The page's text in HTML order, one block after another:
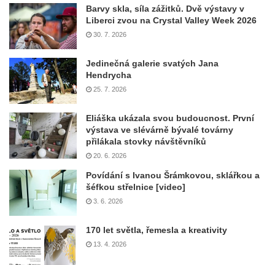
Barvy skla, síla zážitků. Dvě výstavy v
Liberci zvou na Crystal Valley Week 2026
30. 7. 2026
Jedinečná galerie svatých Jana
Hendrycha
25. 7. 2026
Eliáška ukázala svou budoucnost. První
výstava ve slévárně bývalé továrny
přilákala stovky návštěvníků
20. 6. 2026
Povídání s Ivanou Šrámkovou, sklářkou a
šéfkou střelnice [video]
3. 6. 2026
170 let světla, řemesla a kreativity
13. 4. 2026